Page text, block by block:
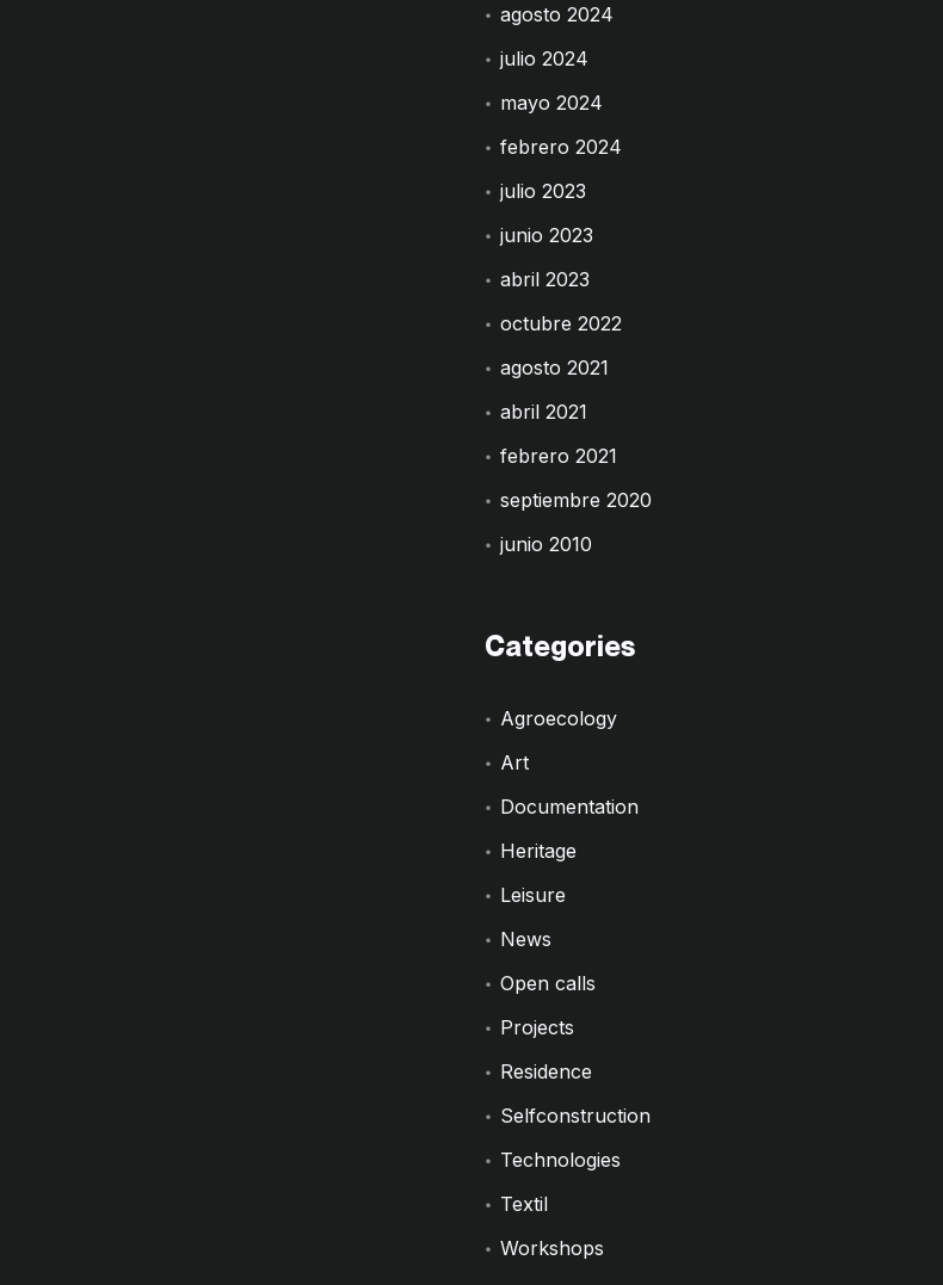
agosto 2024
julio 2024
mayo 2024
febrero 2024
julio 2023
junio 2023
abril 2023
octubre 2022
agosto 2021
abril 2021
febrero 2021
septiembre 2020
junio 2010
Categories
Agroecology
Art
Documentation
Heritage
Leisure
News
Open calls
Projects
Residence
Selfconstruction
Technologies
Textil
Workshops